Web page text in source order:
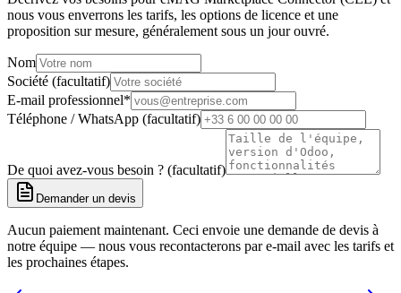
nous vous enverrons les tarifs, les options de licence et une
proposition sur mesure, généralement sous un jour ouvré.
Nom
Société (facultatif)
E-mail professionnel*
Téléphone / WhatsApp (facultatif)
De quoi avez-vous besoin ? (facultatif)
Demander un devis
Aucun paiement maintenant. Ceci envoie une demande de devis à
notre équipe — nous vous recontacterons par e-mail avec les tarifs et
les prochaines étapes.